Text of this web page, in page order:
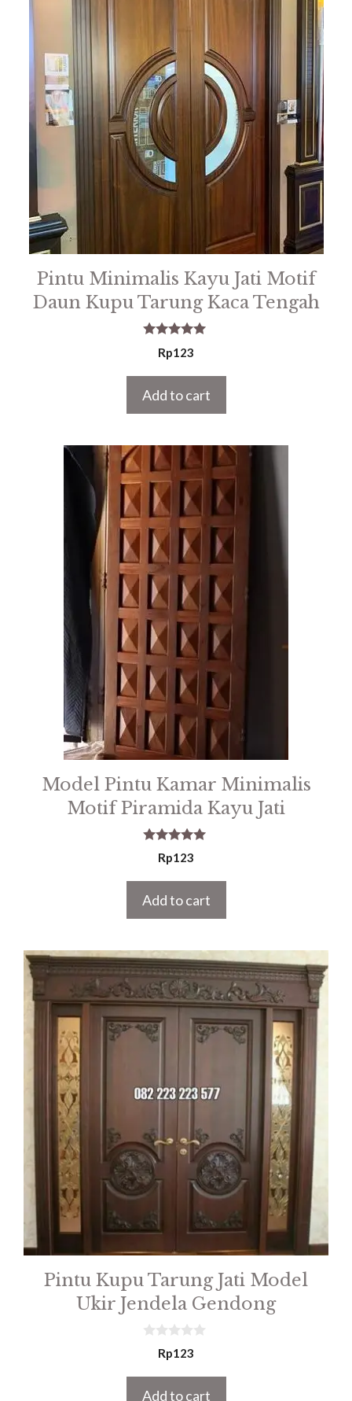
Pintu Minimalis Kayu Jati Motif
Daun Kupu Tarung Kaca Tengah
5.00
out of 5
Rp123
Add to cart
Model Pintu Kamar Minimalis
Motif Piramida Kayu Jati
5.00
out of 5
Rp123
Add to cart
Pintu Kupu Tarung Jati Model
Ukir Jendela Gendong
o
Rp123
Add to cart